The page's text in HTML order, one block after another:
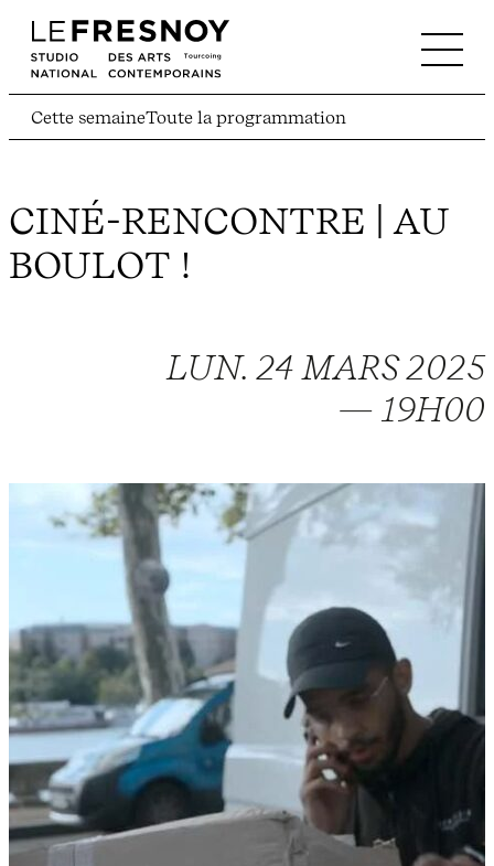
Cette semaineToute la programmation
CINÉ-RENCONTRE | AU
BOULOT !
LUN. 24 MARS 2025
— 19H00